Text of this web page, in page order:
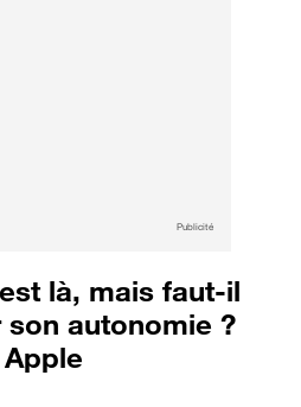
Publicité
là, mais faut-il
autonomie ?